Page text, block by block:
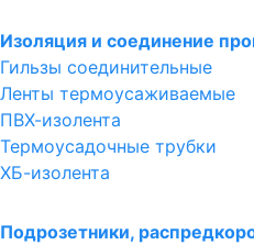
Изоляция и соединение
Гильзы соединительные
Ленты термоусаживаемые
ПВХ-изолента
Термоусадочные трубки
ХБ-изолента
Подрозетники,